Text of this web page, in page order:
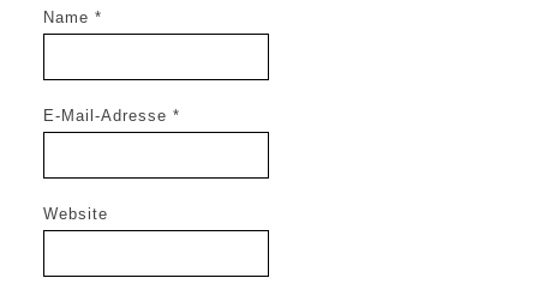
Name *
E-Mail-Adresse *
Website